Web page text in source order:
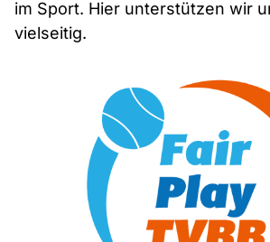
im Sport. Hier unterstützen wir
vielseitig.